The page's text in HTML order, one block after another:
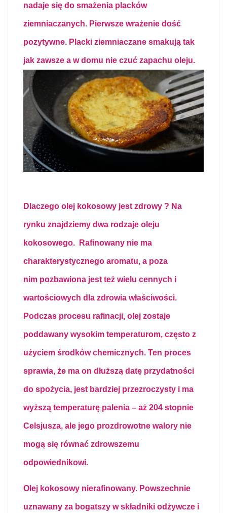
nadaje się do smażenia placków
ziemniaczanych. Pierwsze wrażenie dość
pozytywne. Placki ziemniaczane smakują tak
jak zawsze a w domu nie czuć zapachu oleju.
Dlaczego olej kokosowy jest zdrowy ? Na
rynku znajdziemy dwa rodzaje oleju
kokosowego. Rafinowany nie ma
charakterystycznego aromatu, a poza
nim pozbawiona jest też wielu cennych i
wartościowych dla zdrowia właściwości.
Podczas procesu rafinacji, olej zostaje
poddawany wysokim temperaturom, często z
użyciem środków chemicznych. Ten proces
sprawia, że ma on dłuższą datę przydatności
do spożycia, jest bardziej przezroczysty i ma
wyższą temperaturę palenia – aż 204 stopnie
Celsjusza, ale jego prozdrowotne walory nie
mogą się równać zdrowszemu
odpowiednikowi.
Olej kokosowy nierafinowany. Powszechnie
uznawany za bogatszy w składniki odżywcze i